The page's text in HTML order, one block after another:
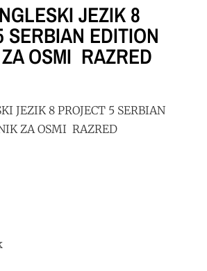
JEZIK 8
SERBIAN EDITION
OSMI RAZRED
JEZIK 8 PROJECT 5 SERBIAN
ZA OSMI RAZRED